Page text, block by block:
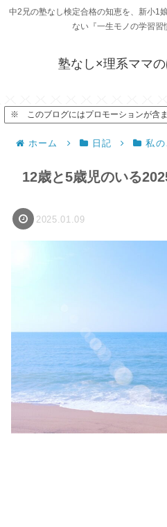
中2兄の塾なし検定合格の知恵を、新小1
ない『一生モノの学習習
塾なし×理系ママ
※ このブログにはプロモーションが含ま
ホーム 日記 私の
12歳と5歳児のいる
2025.01.09